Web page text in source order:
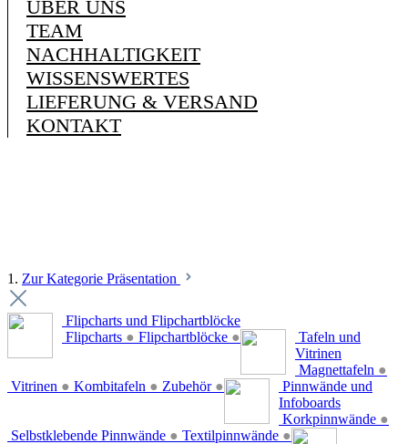
ÜBER UNS
TEAM
NACHHALTIGKEIT
WISSENSWERTES
LIEFERUNG & VERSAND
KONTAKT
1. Zur Kategorie Präsentation
Flipcharts und Flipchartblöcke
Flipcharts ● Flipchartblöcke ●
Tafeln und
Vitrinen
Magnettafeln ●
Vitrinen ● Kombitafeln ● Zubehör ●
Pinnwände und
Infoboards
Korkpinnwände ●
Selbstklebende Pinnwände ● Textilpinnwände ●